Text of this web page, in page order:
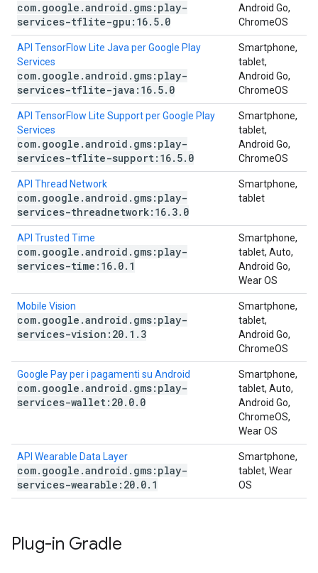
com. google .android . gms:play-
services-tflite-gpu:16. 5. 0
Android Go,
ChromeOS
API TensorFlow Lite Java per Google Play
Services
com. google .android . gms:play-
services-tflite-java:16. 5. 0
Smartphone,
tablet,
Android Go,
ChromeOS
API TensorFlow Lite Support per Google Play
Services
com. google .android . gms:play-
services-tflite-support:16. 5. 0
Smartphone,
tablet,
Android Go,
ChromeOS
API Thread Network
com. google .android . gms:play-
services-threadnetwork:16. 3. 0
Smartphone,
tablet
API Trusted Time
com. google .android . gms:play-
services-time:16. 0. 1
Smartphone,
tablet, Auto,
Android Go,
Wear OS
Mobile Vision
com. google .android . gms:play-
services-vision:20. 1 . 3
Smartphone,
tablet,
Android Go,
ChromeOS
Google Pay per i pagamenti su Android
com. google .android . gms:play-
services-wallet:20. 0. 0
Smartphone,
tablet, Auto,
Android Go,
ChromeOS,
Wear OS
API Wearable Data Layer
com. google .android . gms:play-
services-wearable:20. 0. 1
Smartphone,
tablet, Wear
OS
Plug-in Gradle